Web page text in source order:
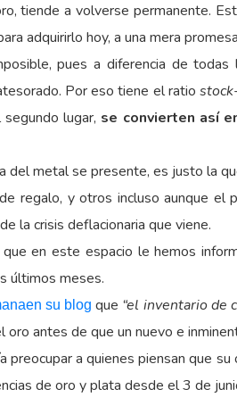
tiende a volverse permanente.
adquirirlo hoy, a una mera
pues a diferencia de todas
Por eso tiene el ratio
lugar, se convierten así
del metal se presente, es justo la
regalo, y otros incluso aunque el
la crisis deflacionaria que viene.
en este espacio le hemos
últimos meses.
su blog que “el inventario de
antes de que un nuevo e
a quienes piensan que
de oro y plata desde el 3 de